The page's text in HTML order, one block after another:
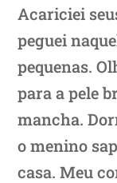
Acariciei
peguei
pequenas.
para a pele
mancha.
o menino
casa. Meu